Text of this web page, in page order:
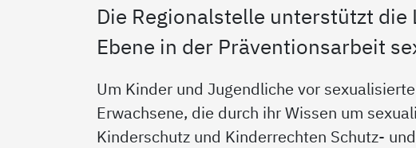
Die Regionalstelle unterstützt
Ebene in der Präventionsarbeit
Um Kinder und Jugendliche vor
Erwachsene, die durch ihr Wissen um
Kinderschutz und Kinderrechten Schutz-